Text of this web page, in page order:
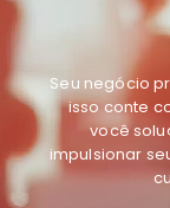
Seu negócio
isso conte
você
impulsionar